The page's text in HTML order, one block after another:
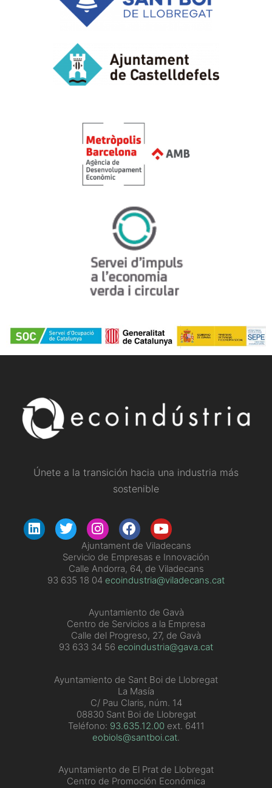
Únete a la transición hacia una industria más
sostenible
Ajuntament de Viladecans
Servicio de Empresas e Innovación
Calle Andorra, 64, de Viladecans
93 635 18 04 ecoindustria@viladecans.cat
Ayuntamiento de Gavà
Centro de Servicios a la Empresa
Calle del Progreso, 27, de Gavà
93 633 34 56 ecoindustria@gava.cat
Ayuntamiento de Sant Boi de Llobregat
La Masía
C/ Pau Claris, núm. 14
08830 Sant Boi de Llobregat
Teléfono: 93.635.12.00ext. 6411
eobiols@santboi.cat
Ayuntamiento de El Prat de Llobregat
Centro de Promoción Económica